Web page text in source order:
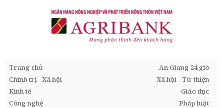
Trang chủ
An Giang 24 giờ
Chính trị - Xã hội
Xã hội - Từ thiện
Kinh tế
Giáo dục
Công nghệ
Pháp luật